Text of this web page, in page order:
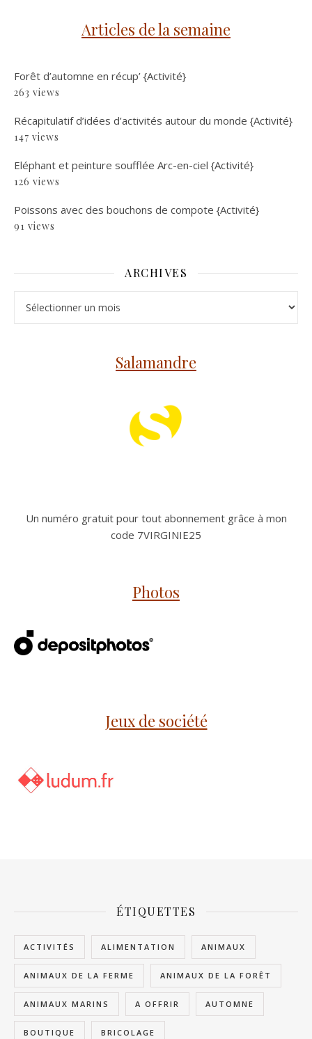
Articles de la semaine
Forêt d’automne en récup’ {Activité}
263 views
Récapitulatif d’idées d’activités autour du monde {Activité}
147 views
Eléphant et peinture soufflée Arc-en-ciel {Activité}
126 views
Poissons avec des bouchons de compote {Activité}
91 views
ARCHIVES
Salamandre
Un numéro gratuit pour tout abonnement grâce à mon
code 7VIRGINIE25
Photos
Jeux de société
ÉTIQUETTES
ACTIVITÉS ALIMENTATION ANIMAUX
ANIMAUX DE LA FERME ANIMAUX DE LA FORÊT
ANIMAUX MARINS A OFFRIR AUTOMNE
BOUTIQUE BRICOLAGE